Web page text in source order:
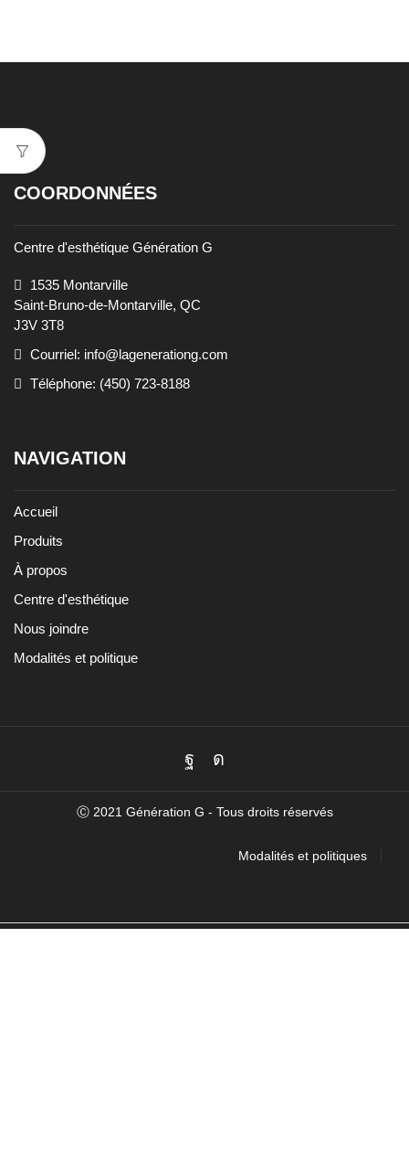
COORDONNÉES
Centre d'esthétique Génération G
1535 Montarville
Saint-Bruno-de-Montarville, QC
J3V 3T8
Courriel: info@lagenerationg.com
Téléphone: (450) 723-8188
NAVIGATION
Accueil
Produits
À propos
Centre d'esthétique
Nous joindre
Modalités et politique
Facebook
Instagram
Ⓒ 2021 Génération G - Tous droits réservés
Modalités et politiques